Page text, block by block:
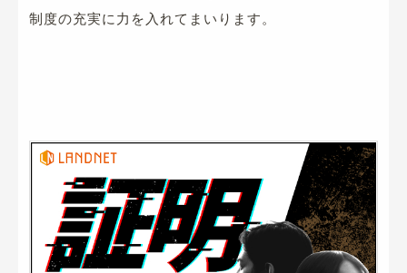
制度の充実に力を入れてまいります。